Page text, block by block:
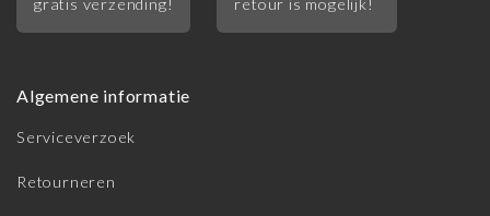
gratis verzending! retour is mogelijk!
Algemene informatie
Serviceverzoek
Retourneren